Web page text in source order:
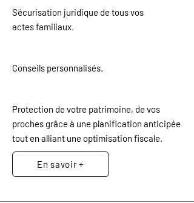
Sécurisation juridique de tous vos
actes familiaux.
Conseils personnalisés.
Protection de votre patrimoine, de vos
proches grâce à une planification anticipée
tout en alliant une optimisation fiscale.
En savoir +